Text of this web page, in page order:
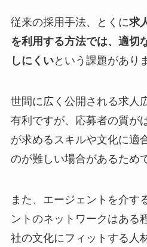
従来の採用手法、とくに求
を利用する方法では、適切
しにくいという課題があり
世間に広く公開される求人
有利ですが、応募者の質が
が求めるスキルや文化に適
のが難しい場合があるため
また、エージェントを介す
ントのネットワークはある
社の文化にフィットする人